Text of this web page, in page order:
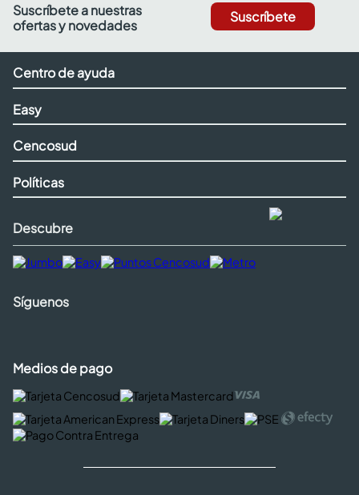
Suscríbete a nuestras
ofertas y novedades
Suscríbete
Centro de ayuda
Easy
Cencosud
Políticas
Descubre
Síguenos
Medios de pago
comedores
armarios closet
neveras